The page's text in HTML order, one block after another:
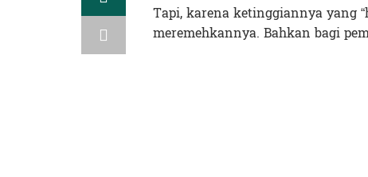
Tapi, karena ketinggiannya yang
meremehkannya. Bahkan bagi